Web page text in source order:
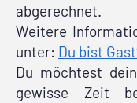
abgerechnet.
Weitere
unter: Du bist
Du möchtest
gewisse Zeit